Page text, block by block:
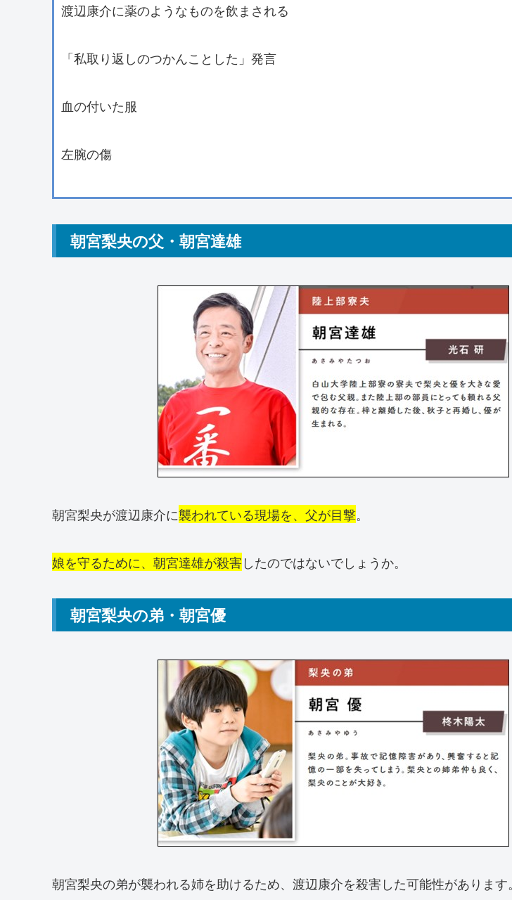
渡辺康介に薬のようなものを飲まされる
「私取り返しのつかんことした」発言
血の付いた服
左腕の傷
朝宮梨央の父・朝宮達雄
朝宮梨央が渡辺康介に襲われている現場を、父が目撃。
娘を守るために、朝宮達雄が殺害したのではないでしょうか。
朝宮梨央の弟・朝宮優
朝宮梨央の弟が襲われる姉を助けるため、渡辺康介を殺害した可能性があります。